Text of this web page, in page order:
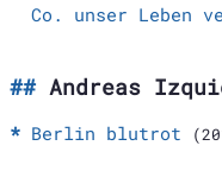
Co. unser Leben
Andreas
Berlin blutrot